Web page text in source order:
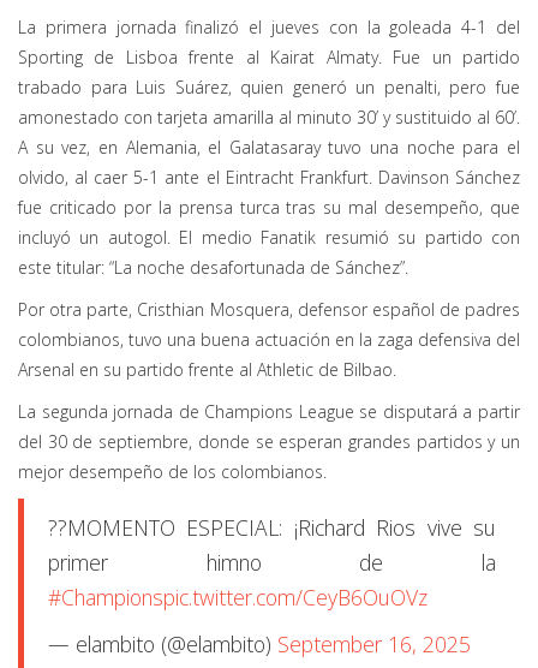
La primera jornada finalizó el jueves con la goleada 4-1 del
Sporting de Lisboa frente al Kairat Almaty. Fue un partido
trabado para Luis Suárez, quien generó un penalti, pero fue
amonestado con tarjeta amarilla al minuto 30’ y sustituido al 60’.
A su vez, en Alemania, el Galatasaray tuvo una noche para el
olvido, al caer 5-1 ante el Eintracht Frankfurt. Davinson Sánchez
fue criticado por la prensa turca tras su mal desempeño, que
incluyó un autogol. El medio Fanatik resumió su partido con
este titular: “La noche desafortunada de Sánchez”.
Por otra parte, Cristhian Mosquera, defensor español de padres
colombianos, tuvo una buena actuación en la zaga defensiva del
Arsenal en su partido frente al Athletic de Bilbao.
La segunda jornada de Champions League se disputará a partir
del 30 de septiembre, donde se esperan grandes partidos y un
mejor desempeño de los colombianos.
??MOMENTO ESPECIAL: ¡Richard Rios vive su
primer himno de la
#Championspic.twitter.com/CeyB6OuOVz
— elambito (@elambito) September 16, 2025